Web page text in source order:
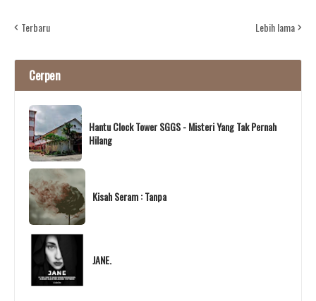
Terbaru Lebih lama
Cerpen
Hantu Clock Tower SGGS - Misteri Yang Tak Pernah
Hilang
Kisah Seram : Tanpa
JANE.